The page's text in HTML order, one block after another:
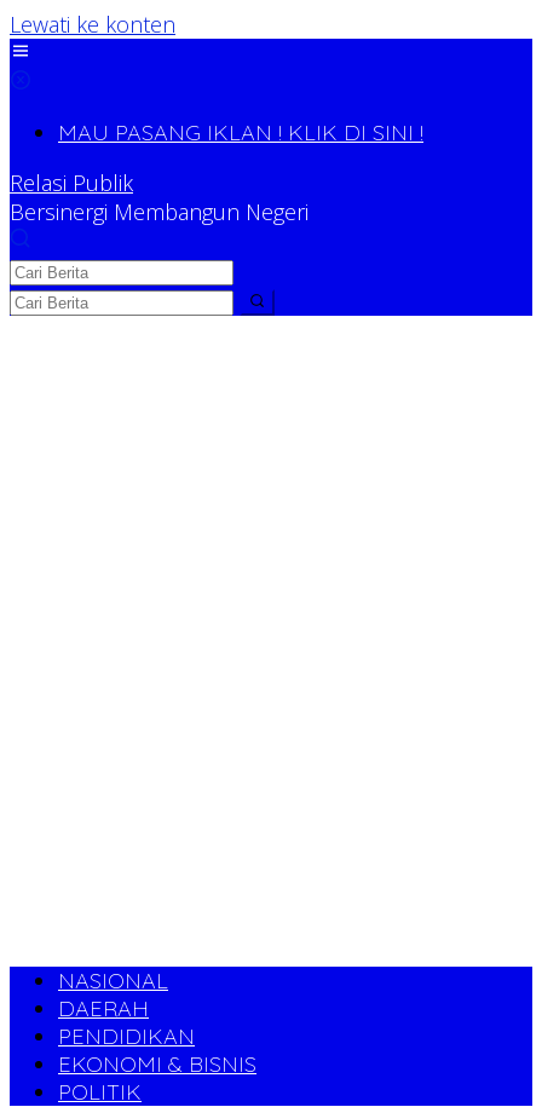
Lewati ke konten
MAU PASANG IKLAN ! KLIK DI SINI !
Relasi Publik
Bersinergi Membangun Negeri
NASIONAL
DAERAH
PENDIDIKAN
EKONOMI & BISNIS
POLITIK